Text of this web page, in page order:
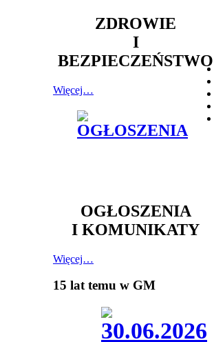
ZDROWIE
I
BEZPIECZEŃSTWO
Więcej…
OGŁOSZENIA
I KOMUNIKATY
Więcej…
15 lat temu w GM